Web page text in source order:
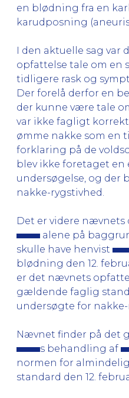
en blødning fra en
karudposning
I den aktuelle sag var
opfattelse tale om en
tidligere rask og
Der forelå derfor en
der kunne være tale
var ikke fagligt
ømme nakke som en
forklaring på de
blev ikke foretaget
undersøgelse, og der
nakke-rygstivhed.
Det er videre
alene på
skulle have henvist
blødning den 12.
er det nævnets
gældende faglig
undersøgte for nakke-
Nævnet finder på det
s behandling af
normen for
standard den 12.